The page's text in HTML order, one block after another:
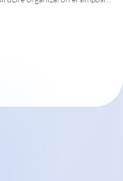
dedicadas a la